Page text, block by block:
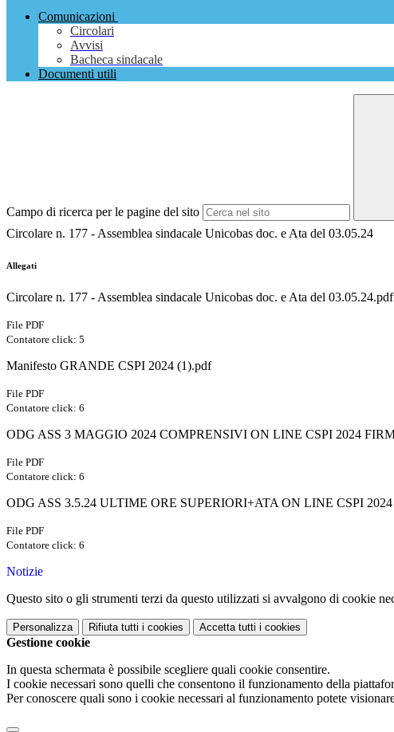
Comunicazioni
Circolari
Avvisi
Bacheca sindacale
Documenti utili
Campo di ricerca per le pagine del sito
Circolare n. 177 - Assemblea sindacale Unicobas doc. e Ata del 03.05.24
Allegati
Circolare n. 177 - Assemblea sindacale Unicobas doc. e Ata del 03.05.24.pdf
File PDF
Contatore click: 5
Manifesto GRANDE CSPI 2024 (1).pdf
File PDF
Contatore click: 6
ODG ASS 3 MAGGIO 2024 COMPRENSIVI ON LINE CSPI 2024
File PDF
Contatore click: 6
ODG ASS 3.5.24 ULTIME ORE SUPERIORI+ATA ON LINE CSPI
File PDF
Contatore click: 6
Notizie
Questo sito o gli strumenti terzi da questo utilizzati si avvalgono di cookie
Personalizza Rifiuta tutti i cookies Accetta tutti i cookies
Gestione cookie
In questa schermata è possibile scegliere quali cookie consentire.
I cookie necessari sono quelli che consentono il funzionamento della
Per conoscere quali sono i cookie necessari al funzionamento potete